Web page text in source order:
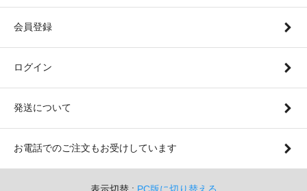
会員登録
ログイン
発送について
お電話でのご注文もお受けしています